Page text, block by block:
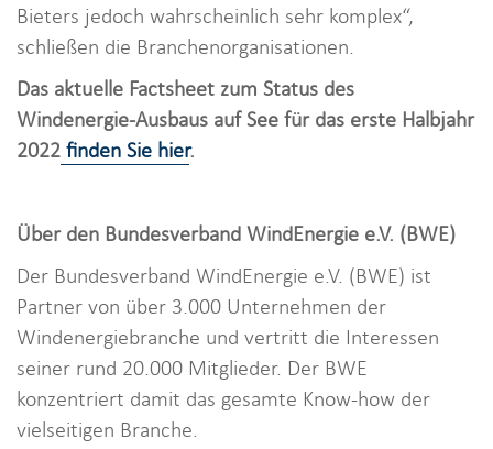
Bieters jedoch wahrscheinlich sehr komplex“,
schließen die Branchenorganisationen.
Das aktuelle Factsheet zum Status des
Windenergie-Ausbaus auf See für das erste Halbjahr
2022 finden Sie hier.
Über den Bundesverband WindEnergie e.V. (BWE)
Der Bundesverband WindEnergie e.V. (BWE) ist
Partner von über 3.000 Unternehmen der
Windenergiebranche und vertritt die Interessen
seiner rund 20.000 Mitglieder. Der BWE
konzentriert damit das gesamte Know-how der
vielseitigen Branche.